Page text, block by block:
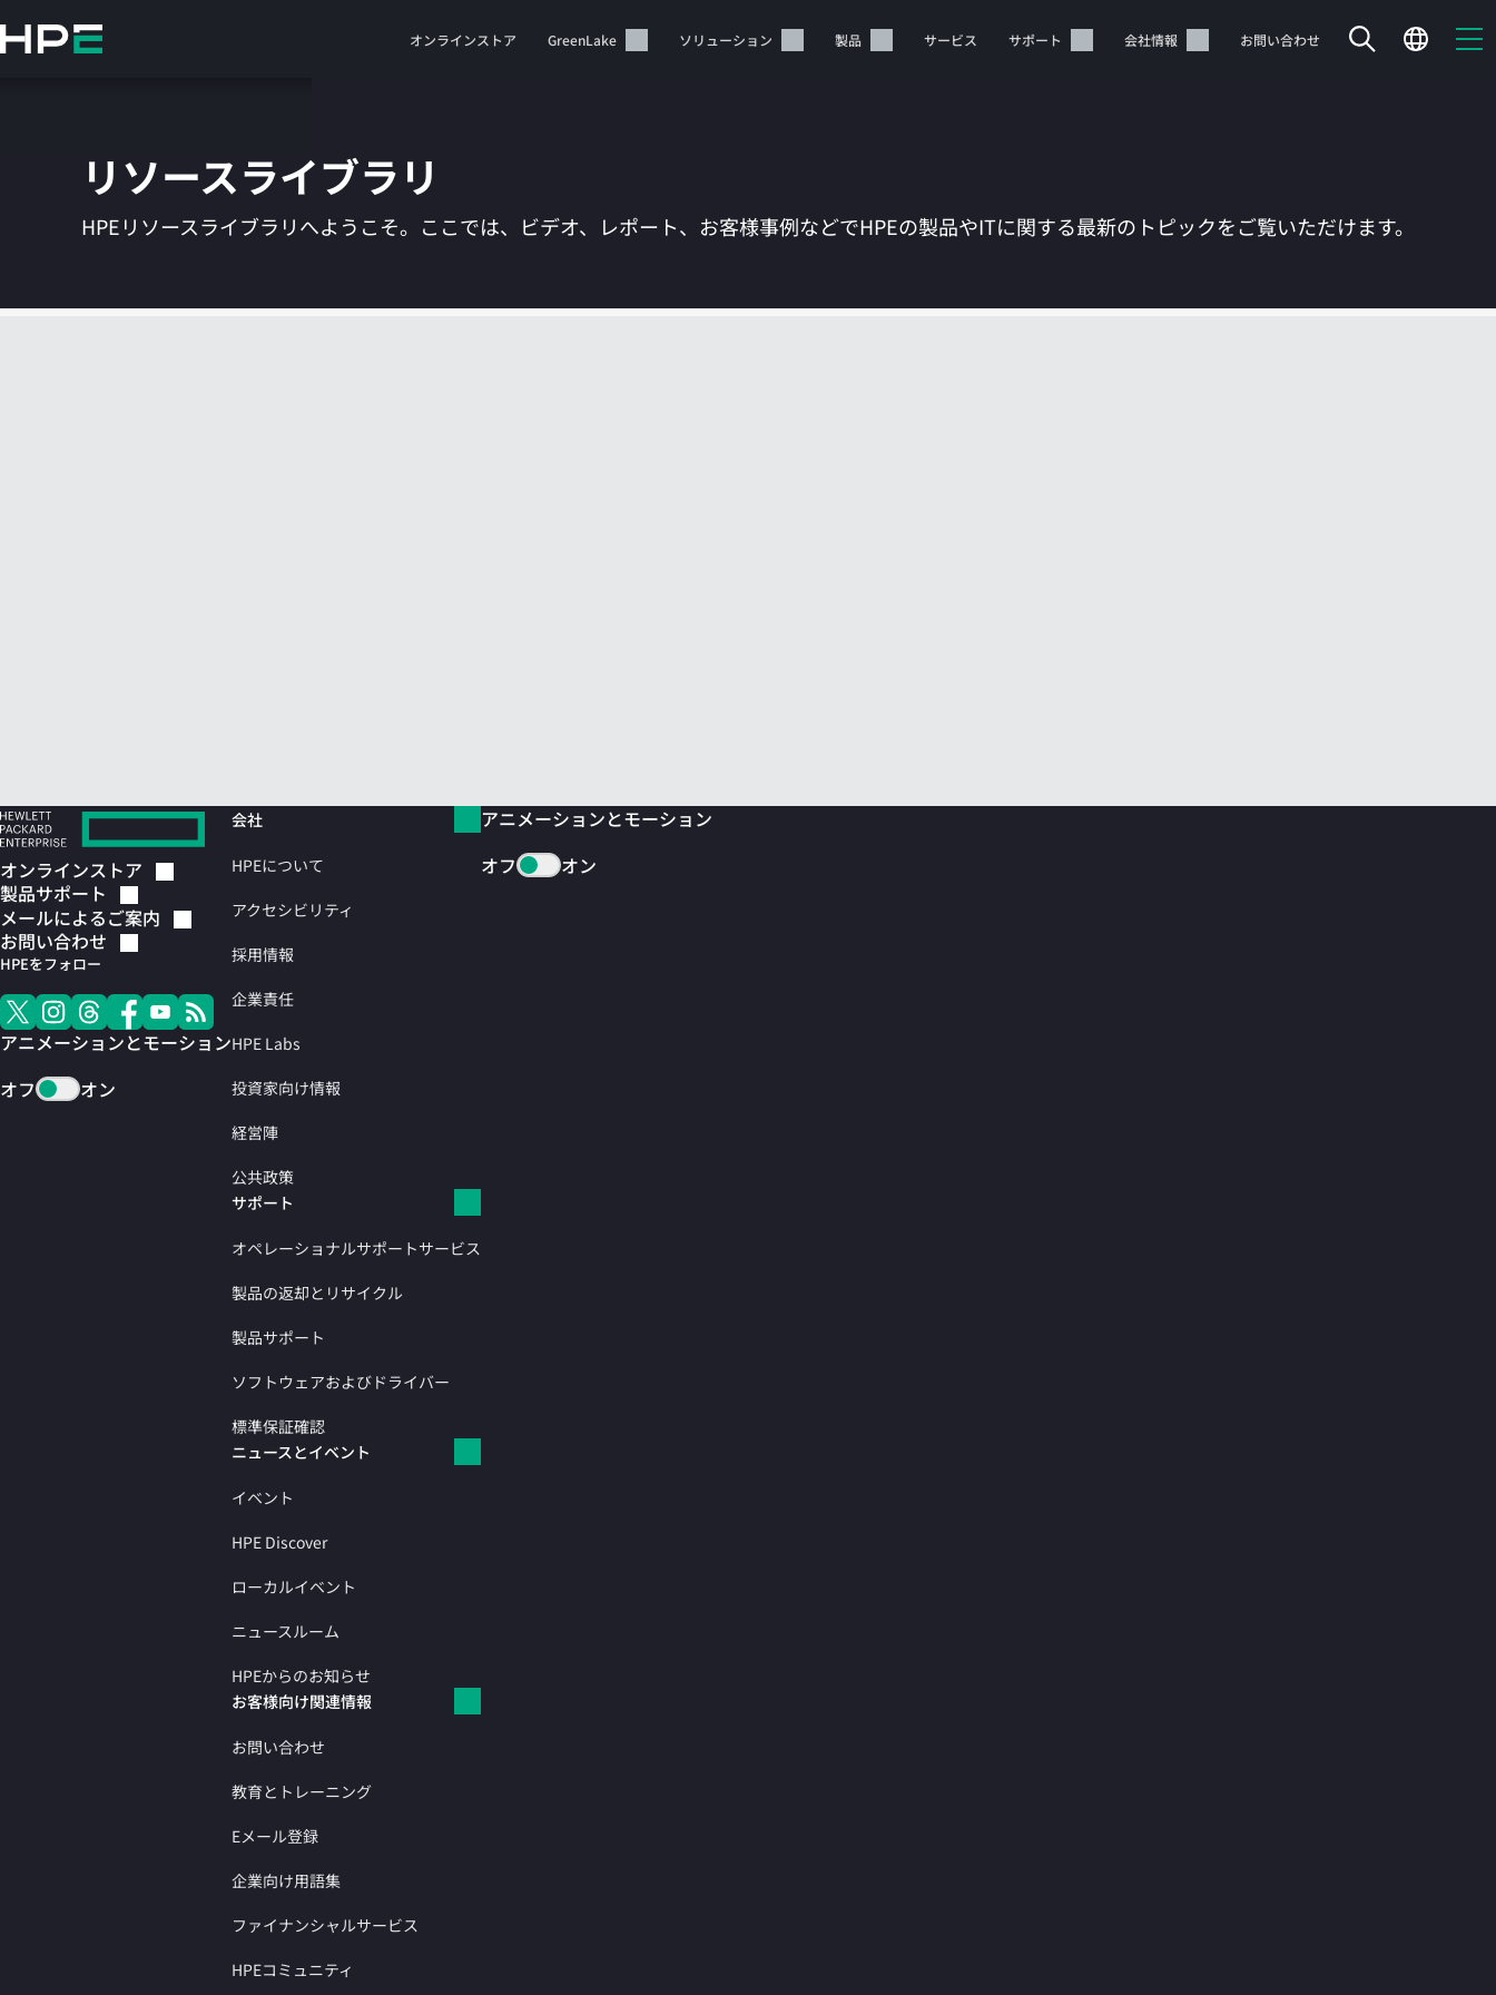
イ
ッ
オンラインストア GreenLake ソリューション 製品 サービス サポート 会社情報 お問い合わせ
カートは空です
リソースライブラリ
HPEリソースライブラリへようこそ。ここでは、ビデオ、レポート、お客様事例などでHPEの製品やITに関する最新のトピックをご覧いただけます。
オンラインストア
製品サポート
メールによるご案内
お問い合わせ
HPEをフォロー
アニメーションとモーション
オフ
オン
会社
HPEについて
アクセシビリティ
採用情報
企業責任
HPE Labs
投資家向け情報
経営陣
公共政策
サポート
オペレーショナルサポートサービス
製品の返却とリサイクル
製品サポート
ソフトウェアおよびドライバー
標準保証確認
ニュースとイベント
イベント
HPE Discover
ローカルイベント
ニュースルーム
HPEからのお知らせ
お客様向け関連情報
お問い合わせ
教育とトレーニング
Eメール登録
企業向け用語集
ファイナンシャルサービス
HPEコミュニティ
アニメーションとモーション
オフ
オン